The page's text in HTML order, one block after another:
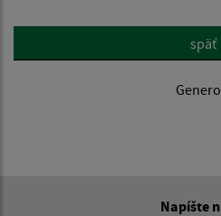
späť
Napíšte